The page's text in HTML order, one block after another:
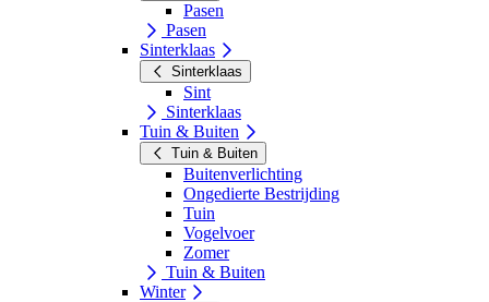
Pasen
Pasen
Sinterklaas
Sinterklaas
Sint
Sinterklaas
Tuin & Buiten
Tuin & Buiten
Buitenverlichting
Ongedierte Bestrijding
Tuin
Vogelvoer
Zomer
Tuin & Buiten
Winter